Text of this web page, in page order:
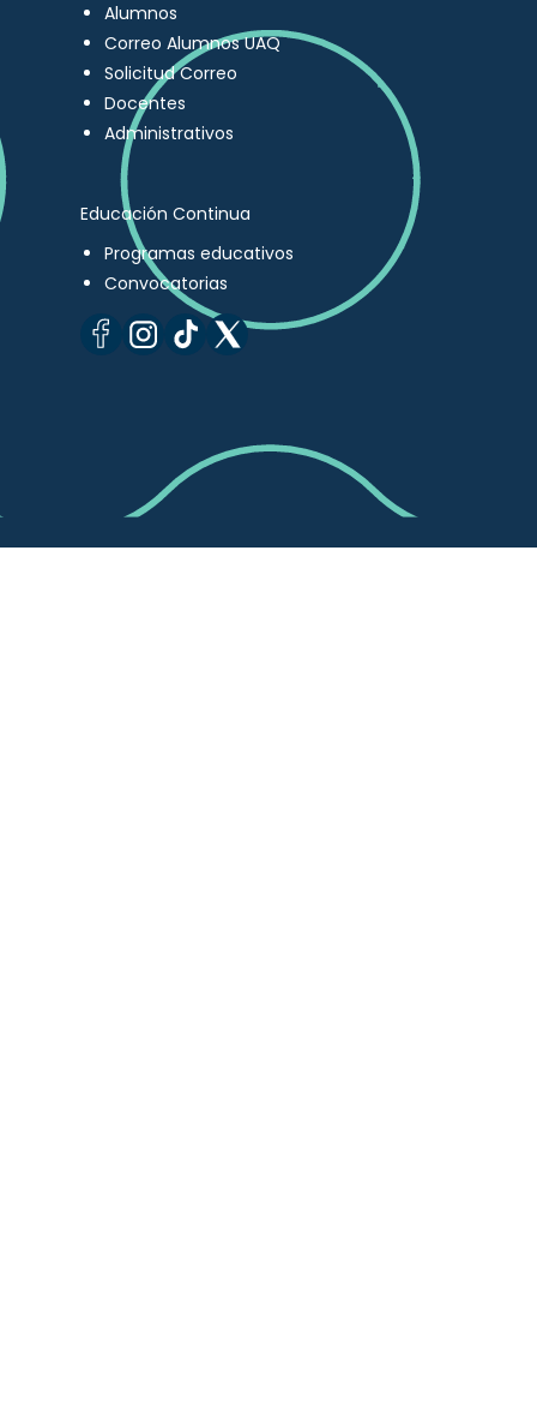
Alumnos
Correo Alumnos UAQ
Solicitud Correo
Docentes
Administrativos
Educación Continua
Programas educativos
Convocatorias